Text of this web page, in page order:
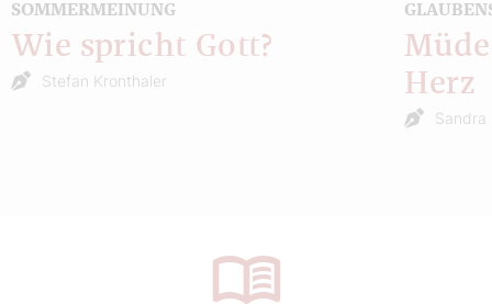
SOMMERMEINUNG
Wie spricht Gott?
Stefan Kronthaler
Herz
Sandra